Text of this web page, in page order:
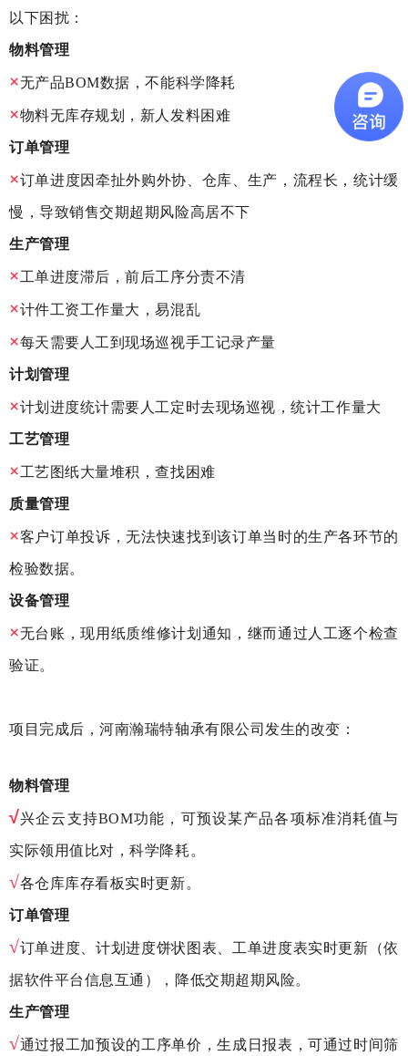
以下困扰：
物料管理
×无产品BOM数据，不能科学降耗
×物料无库存规划，新人发料困难
订单管理
×订单进度因牵扯外购外协、仓库、生产，流程长，统计缓
慢，导致销售交期超期风险高居不下
生产管理
×工单进度滞后，前后工序分责不清
×计件工资工作量大，易混乱
×每天需要人工到现场巡视手工记录产量
计划管理
×计划进度统计需要人工定时去现场巡视，统计工作量大
工艺管理
×工艺图纸大量堆积，查找困难
质量管理
×客户订单投诉，无法快速找到该订单当时的生产各环节的
检验数据。
设备管理
×无台账，现用纸质维修计划通知，继而通过人工逐个检查
验证。
项目完成后，河南瀚瑞特轴承有限公司发生的改变：
物料管理
√兴企云支持BOM功能，可预设某产品各项标准消耗值与
实际领用值比对，科学降耗。
√各仓库库存看板实时更新。
订单管理
√订单进度、计划进度饼状图表、工单进度表实时更新（依
据软件平台信息互通），降低交期超期风险。
生产管理
√通过报工加预设的工序单价，生成日报表，可通过时间筛